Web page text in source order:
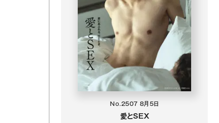
No.2507 8月5日
愛とSEX